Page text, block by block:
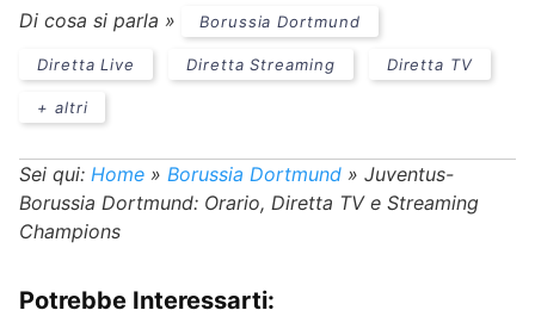
Di cosa si parla » Borussia Dortmund
Diretta Live Diretta Streaming Diretta TV
+ altri
Sei qui: Home » Borussia Dortmund » Juventus-
Borussia Dortmund: Orario, Diretta TV e Streaming
Champions
Potrebbe Interessarti: